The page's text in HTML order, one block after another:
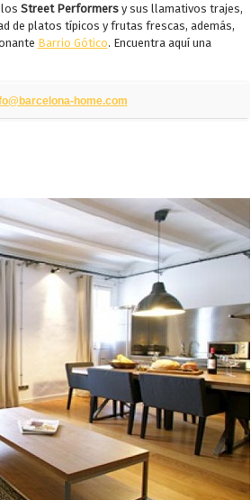
Street Performersy sus llamativos trajes,
de platos típicos y frutas frescas, además,
Barrio Gótico. Encuentra aquí una
home.com